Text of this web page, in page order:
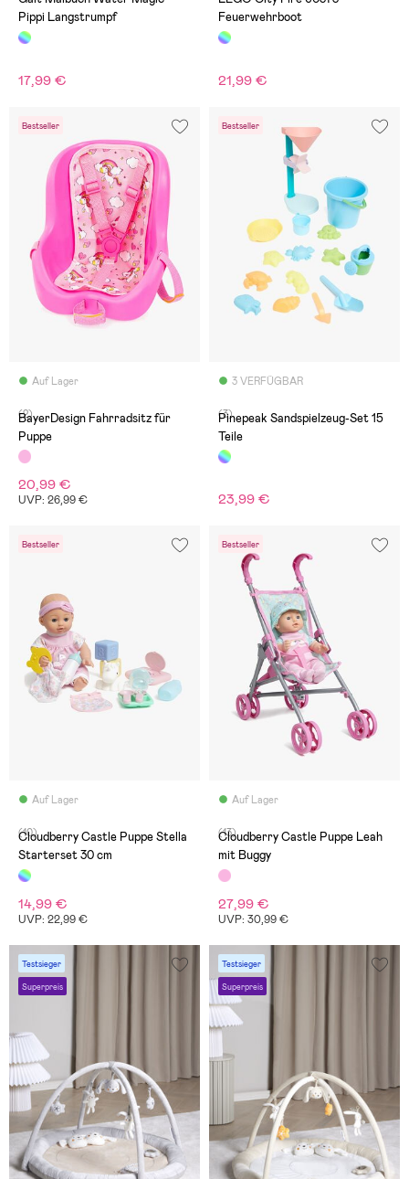
Pippi Langstrumpf
17,99 €
Feuerwehrboot
21,99 €
Bestseller
Auf Lager
(2)
BayerDesign Fahrradsitz für
Puppe
20,99 €
UVP: 26,99 €
Bestseller
3 VERFÜGBAR
(3)
Pinepeak Sandspielzeug-Set 15
Teile
23,99 €
Bestseller
Auf Lager
(10)
Cloudberry Castle Puppe Stella
Starterset 30 cm
14,99 €
UVP: 22,99 €
Bestseller
Auf Lager
(13)
Cloudberry Castle Puppe Leah
mit Buggy
27,99 €
UVP: 30,99 €
Testsieger
Superpreis
Testsieger
Superpreis